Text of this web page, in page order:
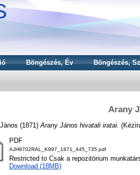
Böngészés, Év Böngészés,
Arany
(1871) Arany János hivatali iratai.
PDF
AJH9702RAL_K997_1871_445_735.pdf
Restricted to Csak a repozitórium
Download (18MB)